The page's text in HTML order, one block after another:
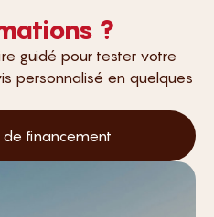
?
guidé pour tester votre
personnalisé en quelques
de financement